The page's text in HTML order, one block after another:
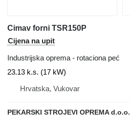
Cimav forni TSR150P
Cijena na upit
Industrijska oprema - rotaciona peć
23.13 k.s. (17 kW)
Hrvatska, Vukovar
PEKARSKI STROJEVI OPREMA d.o.o.